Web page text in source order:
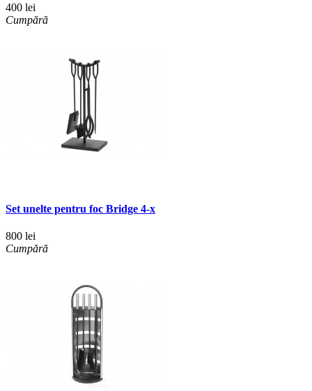
400 lei
Cumpără
Set unelte pentru foc Bridge 4-х
800 lei
Cumpără